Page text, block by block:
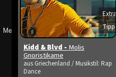
➔
Mehr neue Vids ansehen
Extra
Tipp
Kidd & Blvd - Molis
Gnoristikame
aus Griechenland / Musikstil: Rap
Dance